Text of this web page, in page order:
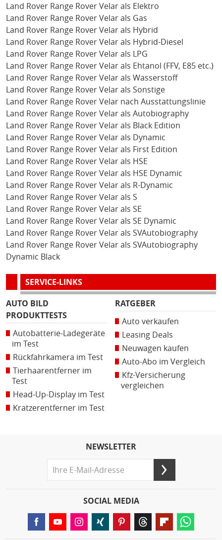
Land Rover Range Rover Velar als Elektro
Land Rover Range Rover Velar als Gas
Land Rover Range Rover Velar als Hybrid
Land Rover Range Rover Velar als Hybrid-Diesel
Land Rover Range Rover Velar als LPG
Land Rover Range Rover Velar als Ehtanol (FFV, E85 etc.)
Land Rover Range Rover Velar als Wasserstoff
Land Rover Range Rover Velar als Sonstige
Land Rover Range Rover Velar nach Ausstattungslinie
Land Rover Range Rover Velar als Autobiography
Land Rover Range Rover Velar als Black Edition
Land Rover Range Rover Velar als Dynamic
Land Rover Range Rover Velar als First Edition
Land Rover Range Rover Velar als HSE
Land Rover Range Rover Velar als HSE Dynamic
Land Rover Range Rover Velar als R-Dynamic
Land Rover Range Rover Velar als S
Land Rover Range Rover Velar als SE
Land Rover Range Rover Velar als SE Dynamic
Land Rover Range Rover Velar als SVAutobiography
Land Rover Range Rover Velar als SVAutobiography
Dynamic Black
SERVICE-LINKS
AUTO BILD
PRODUKTTESTS
Autobatterie-Ladegeräte
im Test
Rückfahrkamera im Test
Tierhaarentferner im
Test
Head-Up-Display im Test
Kratzerentferner im Test
RATGEBER
Auto verkaufen
Leasing Deals
Neuwagen kaufen
Auto-Abo im Vergleich
Kfz-Versicherung
vergleichen
NEWSLETTER
SOCIAL MEDIA